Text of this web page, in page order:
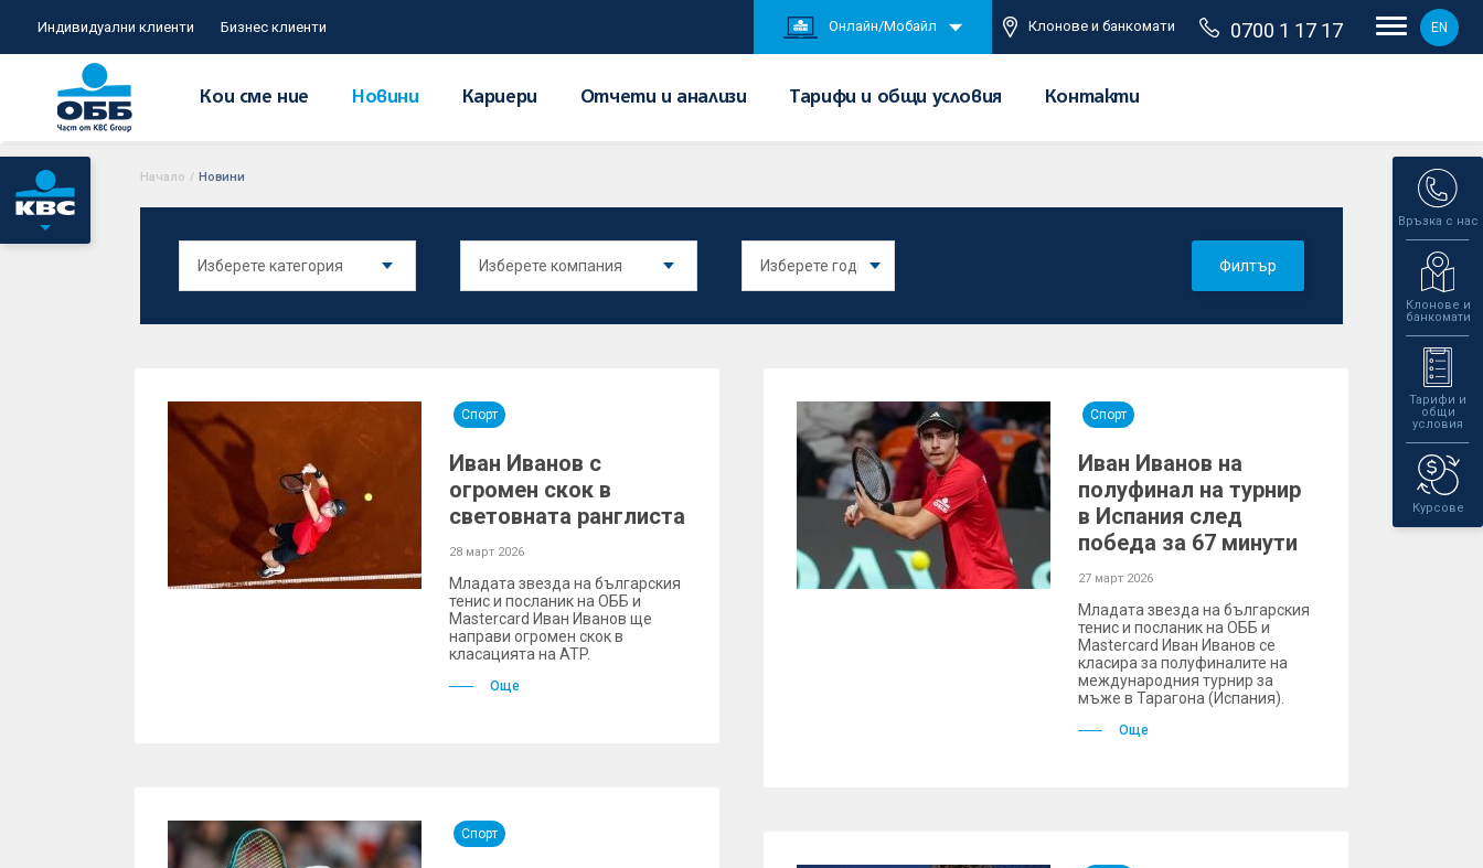
Индивидуални клиенти Бизнес клиенти Онлайн/Мобайл Клонове и банкомати 0700 1 17 17 EN
Кои сме ние Новини Кариери Отчети и анализи Тарифи и общи условия Контакти
Връзка с нас
Клонове и
банкомати
Тарифи и
общи
условия
Курсове
Начало / Новини
Филтър
Спорт
Иван Иванов с
огромен скок в
световната ранглиста
28 март 2026
Младата звезда на българския
тенис и посланик на ОББ и
Mastercard Иван Иванов ще
направи огромен скок в
класацията на ATP.
Още
Спорт
Иван Иванов на
полуфинал на турнир
в Испания след
победа за 67 минути
27 март 2026
Младата звезда на българския
тенис и посланик на ОББ и
Mastercard Иван Иванов се
класира за полуфиналите на
международния турнир за
мъже в Тарагона (Испания).
Още
Спорт